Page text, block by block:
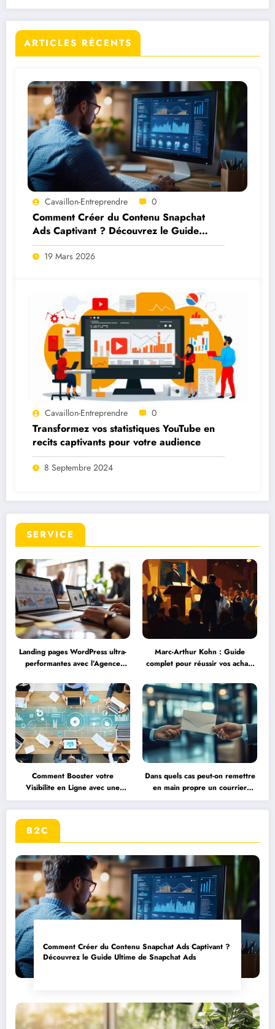
SERVICE
Landing pages WordPress ultra-
performantes avec l’Agence
Web à Macornay
Marc-Arthur Kohn : Guide
complet pour réussir vos achats
pièges
Comment Booster votre
Visibilite en Ligne avec une
Strategie de Communication
Digitale
Dans quels cas peut-on remettre
en main propre un courrier
important : focus sur les
documents RH
B2C
Comment Créer du Contenu Snapchat Ads Captivant ?
Découvrez le Guide Ultime de Snapchat Ads
ARTICLES RÉCENTS
Cavaillon-Entreprendre 0
Comment Créer du Contenu Snapchat
Ads Captivant ? Découvrez le Guide
Ultime de Snapchat Ads
19 Mars 2026
Cavaillon-Entreprendre 0
Transformez vos statistiques YouTube en
recits captivants pour votre audience
8 Septembre 2024